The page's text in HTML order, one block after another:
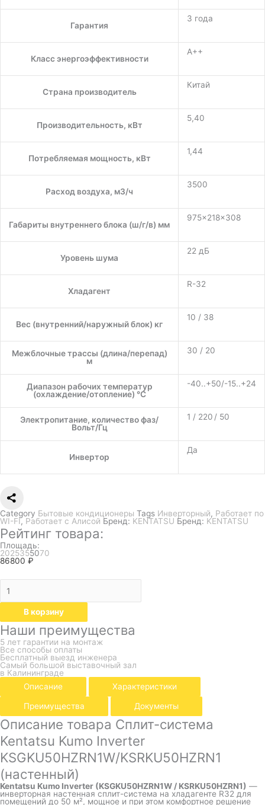
Гарантия
3 года
Класс энергоэффективности
A++
Страна производитель
Китай
Производительность, кВт
5,40
Потребляемая мощность, кВт
1,44
Расход воздуха, м3/ч
3500
Габариты внутреннего блока (ш/г/в) мм
975×218×308
Уровень шума
22 дБ
Хладагент
R-32
Вес (внутренний/наружный блок) кг
10 / 38
Межблочные трассы (длина/перепад)
м
30 / 20
Диапазон рабочих температур
(охлаждение/отопление) °C
-40..+50/-15..+24
Электропитание, количество фаз/
Вольт/Гц
1 / 220 / 50
Инвертор
Да
Category Бытовые кондиционеры Tags Инверторный, Работает по
WI-FI, Работает с Алисой Бренд: KENTATSU Бренд: KENTATSU
Рейтинг товара:
Площадь:
2025355070
86800 ₽
В корзину
Наши преимущества
5 лет гарантии на монтаж
Все способы оплаты
Бесплатный выезд инженера
Самый большой выставочный зал
в Калининграде
Описание
Характеристики
Преимущества Документы
Описание товара Сплит-система
Kentatsu Kumo Inverter
KSGKU50HZRN1W/KSRKU50HZRN1
(настенный)
Kentatsu Kumo Inverter (KSGKU50HZRN1W / KSRKU50HZRN1) —
инверторная настенная сплит-система на хладагенте R32 для
помещений до 50 м², мощное и при этом комфортное решение